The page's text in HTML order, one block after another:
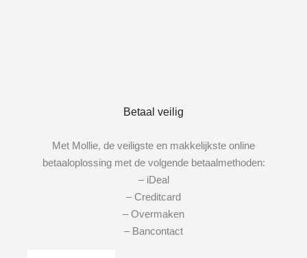
Betaal veilig
Met Mollie, de veiligste en makkelijkste online
betaaloplossing met de volgende betaalmethoden:
– iDeal
– Creditcard
– Overmaken
– Bancontact